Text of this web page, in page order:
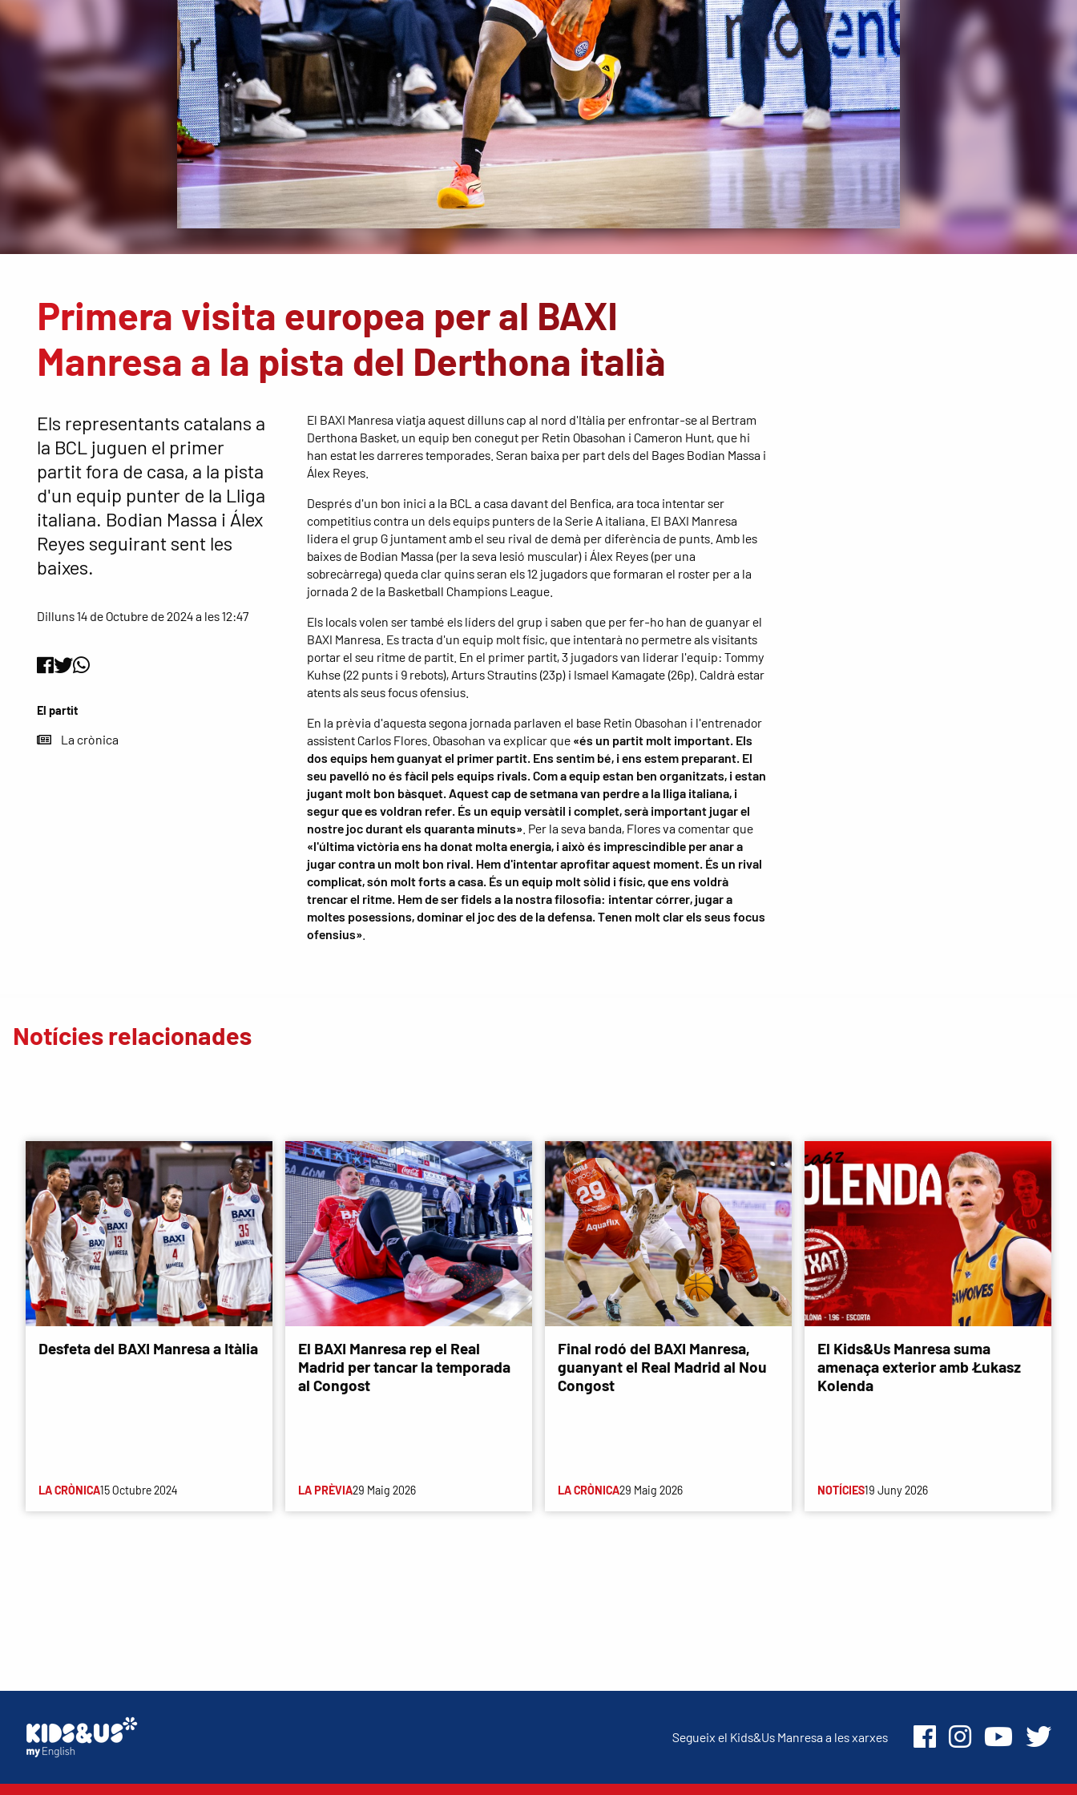
Primera visita europea per al BAXI
Manresa a la pista del Derthona italià
Els representants catalans a
la BCL juguen el primer
partit fora de casa, a la pista
d'un equip punter de la Lliga
italiana. Bodian Massa i Álex
Reyes seguirant sent les
baixes.
Dilluns 14 de Octubre de 2024 a les 12:47
El partit
La crònica
El BAXI Manresa viatja aquest dilluns cap al nord d'Itàlia per enfrontar-se al Bertram
Derthona Basket, un equip ben conegut per Retin Obasohan i Cameron Hunt, que hi
han estat les darreres temporades. Seran baixa per part dels del Bages Bodian Massa i
Álex Reyes.
Després d'un bon inici a la BCL a casa davant del Benfica, ara toca intentar ser
competitius contra un dels equips punters de la Serie A italiana. El BAXI Manresa
lidera el grup G juntament amb el seu rival de demà per diferència de punts. Amb les
baixes de Bodian Massa (per la seva lesió muscular) i Álex Reyes (per una
sobrecàrrega) queda clar quins seran els 12 jugadors que formaran el roster per a la
jornada 2 de la Basketball Champions League.
Els locals volen ser també els líders del grup i saben que per fer-ho han de guanyar el
BAXI Manresa. Es tracta d'un equip molt físic, que intentarà no permetre als visitants
portar el seu ritme de partit. En el primer partit, 3 jugadors van liderar l'equip: Tommy
Kuhse (22 punts i 9 rebots), Arturs Strautins (23p) i Ismael Kamagate (26p). Caldrà estar
atents als seus focus ofensius.
En la prèvia d'aquesta segona jornada parlaven el base Retin Obasohan i l'entrenador
assistent Carlos Flores. Obasohan va explicar que «és un partit molt important. Els
dos equips hem guanyat el primer partit. Ens sentim bé, i ens estem preparant. El
seu pavelló no és fàcil pels equips rivals. Com a equip estan ben organitzats, i estan
jugant molt bon bàsquet. Aquest cap de setmana van perdre a la lliga italiana, i
segur que es voldran refer. És un equip versàtil i complet, serà important jugar el
nostre joc durant els quaranta minuts». Per la seva banda, Flores va comentar que
«l'última victòria ens ha donat molta energia, i això és imprescindible per anar a
jugar contra un molt bon rival. Hem d'intentar aprofitar aquest moment. És un rival
complicat, són molt forts a casa. És un equip molt sòlid i físic, que ens voldrà
trencar el ritme. Hem de ser fidels a la nostra filosofia: intentar córrer, jugar a
moltes posessions, dominar el joc des de la defensa. Tenen molt clar els seus focus
ofensius».
Notícies relacionades
Desfeta del BAXI Manresa a Itàlia
LA CRÒNICA15 Octubre 2024
El BAXI Manresa rep el Real
Madrid per tancar la temporada
al Congost
LA PRÈVIA29 Maig 2026
Final rodó del BAXI Manresa,
guanyant el Real Madrid al Nou
Congost
LA CRÒNICA29 Maig 2026
El Kids&Us Manresa suma
amenaça exterior amb Łukasz
Kolenda
NOTÍCIES19 Juny 2026
Segueix el Kids&Us Manresa a les xarxes